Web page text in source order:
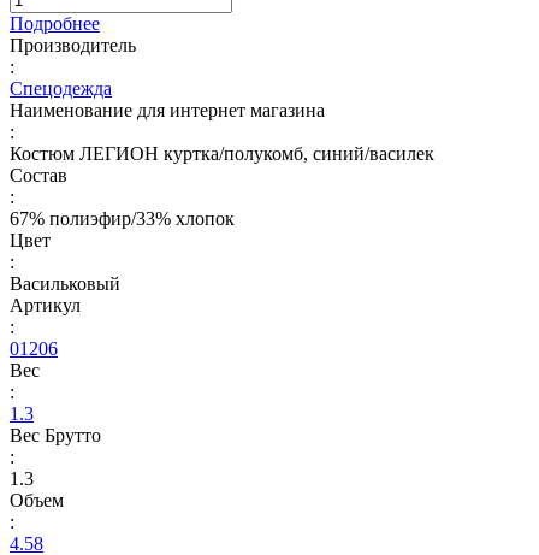
Подробнее
Производитель
:
Спецодежда
Наименование для интернет магазина
:
Костюм ЛЕГИОН куртка/полукомб, синий/василек
Состав
:
67% полиэфир/33% хлопок
Цвет
:
Васильковый
Артикул
:
01206
Вес
:
1.3
Вес Брутто
:
1.3
Объем
:
4.58